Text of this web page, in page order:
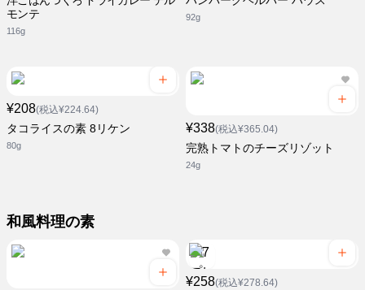
モンテ
116g
92g
¥208(税込¥224.64)
タコライスの素 8リケン
80g
¥338(税込¥365.04)
完熟トマトのチーズリゾット
24g
和風料理の素
¥258(税込¥278.64)